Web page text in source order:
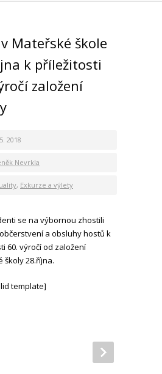
Mateřské škole
k příležitosti
založení
2018
Nevrkla
, Exkurze a výlety
se na výbornou zhostili
a obsluhy hostů k
60. výročí od založení
školy 28.října.
template]